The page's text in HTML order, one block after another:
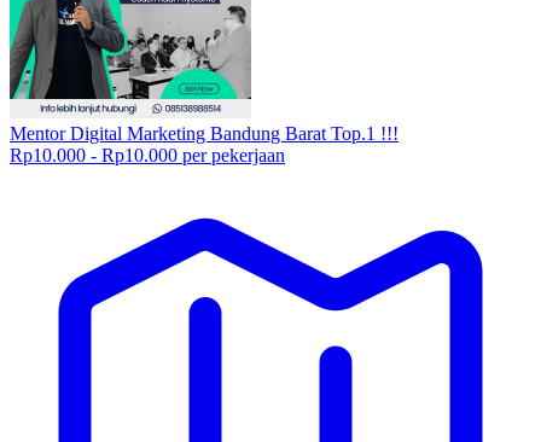
Mentor Digital Marketing Bandung Barat Top.1 !!!
Rp10.000 - Rp10.000 per pekerjaan